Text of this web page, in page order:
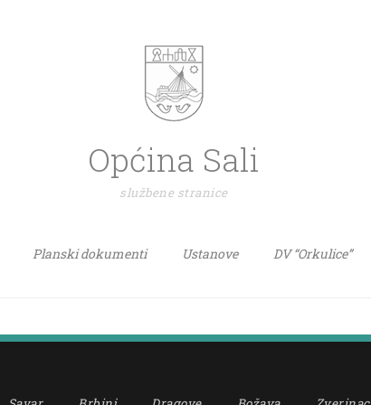
Općina Sali
službene stranice
Planski dokumenti Ustanove DV “Orkulice”